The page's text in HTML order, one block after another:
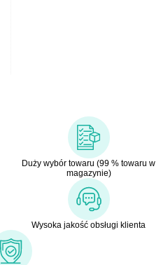
Duży wybór towaru (99 % towaru w
magazynie)
Wysoka jakość obsługi klienta